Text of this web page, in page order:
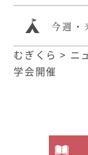
今週・
むぎくら > ニ
学会開催